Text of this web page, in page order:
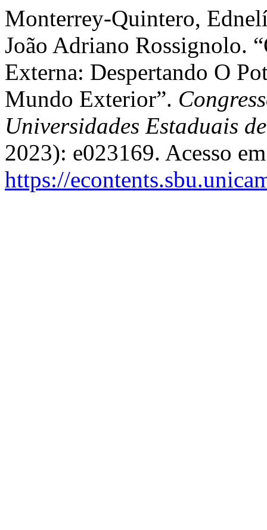
Monterrey-Quintero,
João Adriano Rossignolo.
Externa: Despertando O
Mundo Exterior”.
Universidades Estaduais
2023): e023169. Acesso
https://